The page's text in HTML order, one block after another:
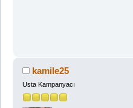
kamile25
Usta Kampanyacı